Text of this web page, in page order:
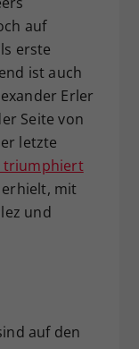
auf
erste
ist auch
Erler
Seite von
letzte
triumphiert
erhielt, mit
und
auf den